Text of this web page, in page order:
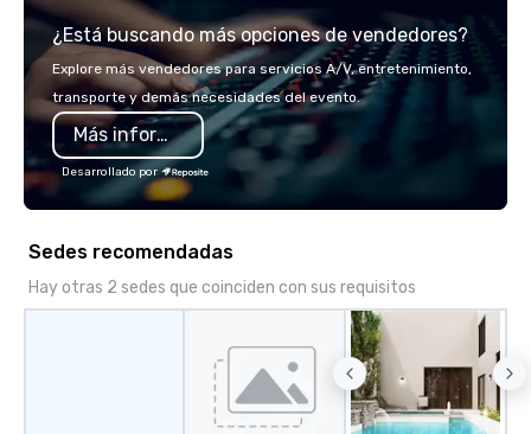
shuttles, and private
Why Event Planners
Diverse Fleet: Sedans
profile events
Custom wraps &
Events &
Rehearsal Dinners
Festivals Sports
& School Group Trips
& Hotel Shuttles
Tennessee and
¿Está buscando más opciones de vendedores?
Explore más vendedores para servicios A/V, entretenimiento,
transporte y demás necesidades del evento.
Más información
Desarrollado por
Sedes recomendadas
Hay otras 2 sedes que coinciden con sus requisitos